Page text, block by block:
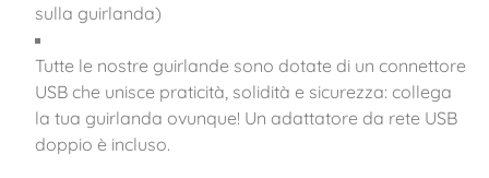
sulla guirlanda)
Tutte le nostre guirlande sono dotate di un connettore
USB che unisce praticità, solidità e sicurezza: collega
la tua guirlanda ovunque! Un adattatore da rete USB
doppio è incluso.